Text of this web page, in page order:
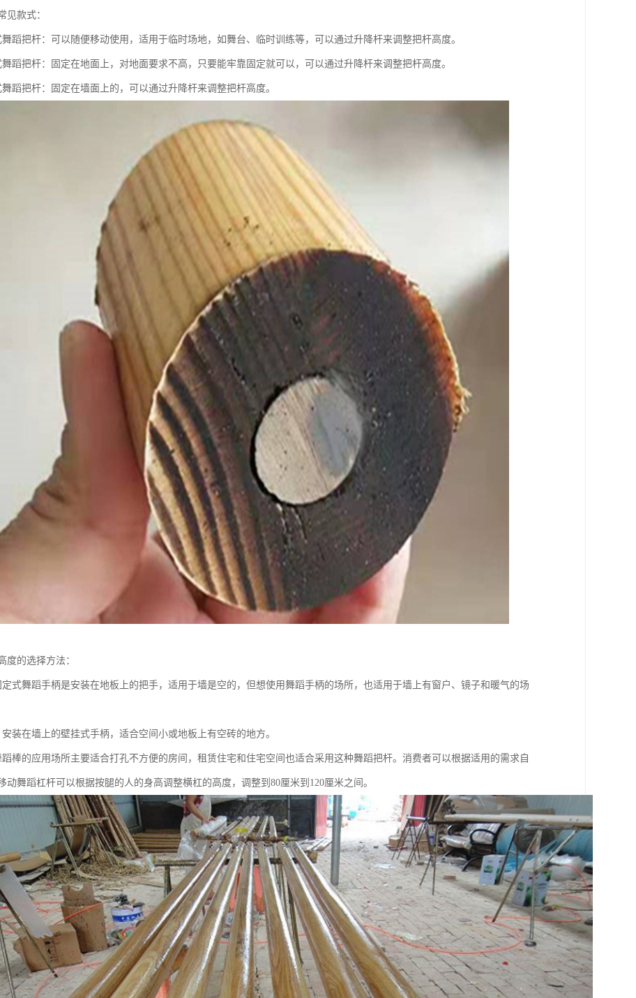
见款式：
舞蹈把杆：可以随便移动使用，适用于临时场地，如舞台、临时训练等，可以通过升降杆来调整把杆高度。
蹈把杆：固定在地面上，对地面要求不高，只要能牢靠固定就可以，可以通过升降杆来调整把杆高度。
蹈把杆：固定在墙面上的，可以通过升降杆来调整把杆高度。
度的选择方法：
定式舞蹈手柄是安装在地板上的把手，适用于墙是空的，但想使用舞蹈手柄的场所，也适用于墙上有窗户、镜子和暖气的场
装在墙上的壁挂式手柄，适合空间小或地板上有空砖的地方。
棒的应用场所主要适合打孔不方便的房间，租赁住宅和住宅空间也适合采用这种舞蹈把杆。消费者可以根据适用的需求自
动舞蹈杠杆可以根据按腿的人的身高调整横杠的高度，调整到80厘米到120厘米之间。